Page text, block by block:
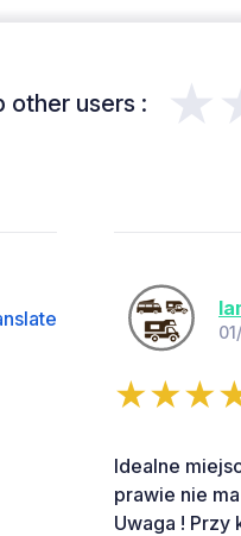
other users :
Idealne
prawie nie
Uwaga ! Przy